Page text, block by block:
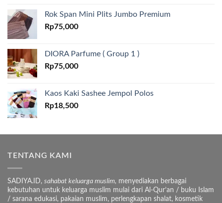
Rok Span Mini Plits Jumbo Premium
Rp75,000
DIORA Parfume ( Group 1 )
Rp75,000
Kaos Kaki Sashee Jempol Polos
Rp18,500
TENTANG KAMI
SADIYA.ID, sahabat keluarga muslim, menyediakan berbagai
kebutuhan untuk keluarga muslim mulai dari Al-Qur’an / buku Islam
/ sarana edukasi, pakaian muslim, perlengkapan shalat, kosmetik